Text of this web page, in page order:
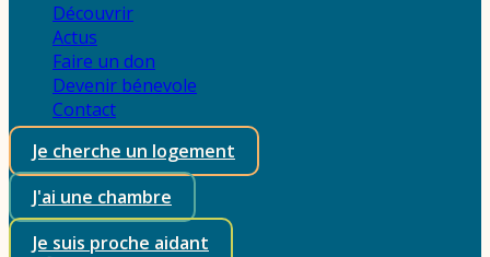
Découvrir
Actus
Faire un don
Devenir bénevole
Contact
Je cherche un logement
J'ai une chambre
Je suis proche aidant